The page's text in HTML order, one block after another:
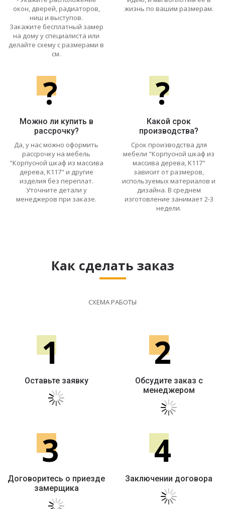
окон, дверей, радиаторов,
ниш и выступов.
Закажите бесплатный замер
на дому у специалиста или
делайте схему с размерами в
см.
жизнь по вашим размерам.
?
Можно ли купить в
рассрочку?
Да, у нас можно оформить
рассрочку на мебель
"Корпусной шкаф из массива
дерева, K117" и другие
изделия без переплат.
Уточните детали у
менеджеров при заказе.
?
Какой срок
производства?
Срок производства для
мебели "Корпусной шкаф из
массива дерева, K117"
зависит от размеров,
используемых материалов и
дизайна. В среднем
изготовление занимает 2-3
недели.
Как сделать заказ
СХЕМА РАБОТЫ
1
Оставьте заявку
2
Обсудите заказ с
менеджером
3
Договоритесь о приезде
замерщика
4
Заключении договора